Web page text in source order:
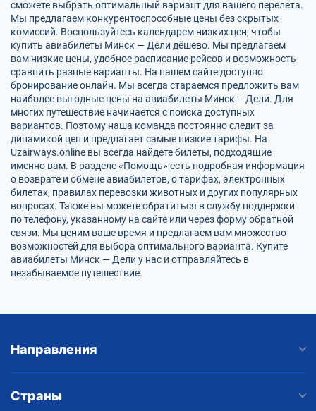
сможете выбрать оптимальный вариант для вашего перелета.
Мы предлагаем конкурентоспособные цены без скрытых
комиссий. Воспользуйтесь календарем низких цен, чтобы
купить авиабилеты Минск — Дели дёшево. Мы предлагаем
вам низкие цены, удобное расписание рейсов и возможность
сравнить разные варианты. На нашем сайте доступно
бронирование онлайн. Мы всегда стараемся предложить вам
наиболее выгодные цены на авиабилеты Минск – Дели. Для
многих путешествие начинается с поиска доступных
вариантов. Поэтому наша команда постоянно следит за
динамикой цен и предлагает самые низкие тарифы. На
Uzairways.online вы всегда найдете билеты, подходящие
именно вам. В разделе «Помощь» есть подробная информация
о возврате и обмене авиабилетов, о тарифах, электронных
билетах, правилах перевозки животных и других популярных
вопросах. Также вы можете обратиться в службу поддержки
по телефону, указанному на сайте или через форму обратной
связи. Мы ценим ваше время и предлагаем вам множество
возможностей для выбора оптимального варианта. Купите
авиабилеты Минск — Дели у нас и отправляйтесь в
незабываемое путешествие.
Направления
Страны